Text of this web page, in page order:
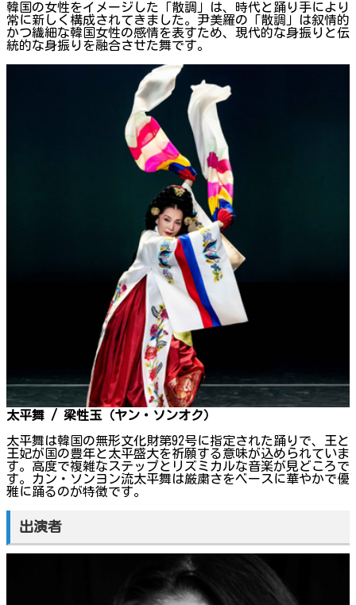
韓国の女性をイメージした「散調」は、時代と踊り手により
常に新しく構成されてきました。尹美羅の「散調」は叙情的
かつ繊細な韓国女性の感情を表すため、現代的な身振りと伝
統的な身振りを融合させた舞です。
太平舞 / 梁性玉（ヤン・ソンオク）
太平舞は韓国の無形文化財第92号に指定された踊りで、王と
王妃が国の豊年と太平盛大を祈願する意味が込められていま
す。高度で複雑なステップとリズミカルな音楽が見どころで
す。カン・ソンヨン流太平舞は厳粛さをベースに華やかで優
雅に踊るのが特徴です。
出演者